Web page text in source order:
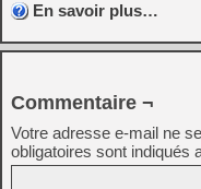
En savoir plus…
Commentaire ¬
Votre adresse e-mail ne
obligatoires sont indiqués